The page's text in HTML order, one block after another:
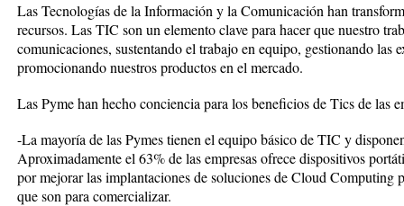
Las Tecnologías de la Información y la Comunicación han
recursos. Las TIC son un elemento clave para hacer que nuestro
comunicaciones, sustentando el trabajo en equipo, gestionando las
promocionando nuestros productos en el mercado.
Las Pyme han hecho conciencia para los beneficios de Tics de las
-La mayoría de las Pymes tienen el equipo básico de TIC y
Aproximadamente el 63% de las empresas ofrece dispositivos
por mejorar las implantaciones de soluciones de Cloud Computing
que son para comercializar.